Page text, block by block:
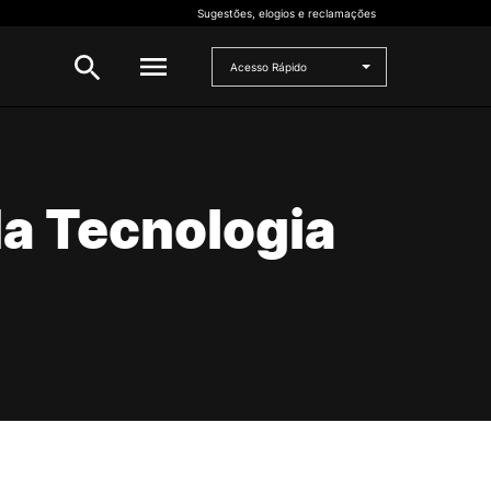
Bolsas de Investigação
CERNAS
Sugestões, elogios e reclamações
Acesso Rápido
Tecnologia